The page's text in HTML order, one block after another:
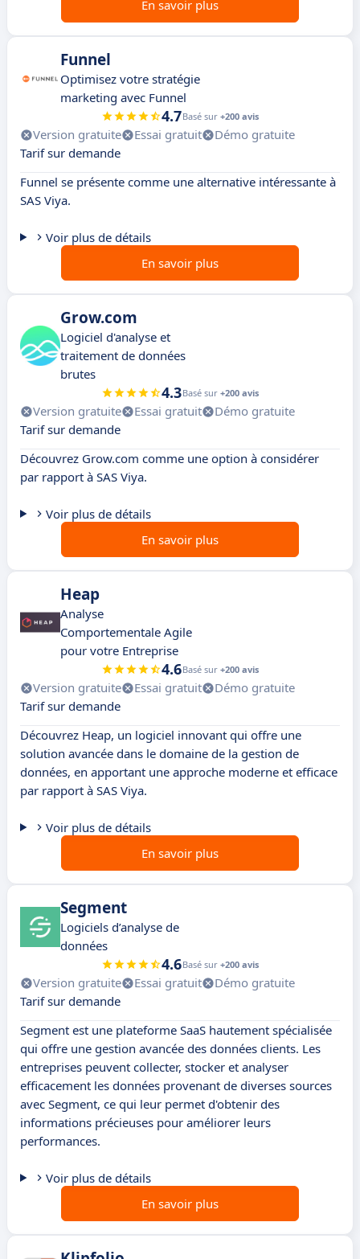
En savoir plus
Funnel
Optimisez votre stratégie
marketing avec Funnel
4.7Basé sur +200 avis
Version gratuite Essai gratuit
Démo gratuite
Tarif sur demande
Funnel se présente comme une alternative intéressante à
SAS Viya.
Voir plus de détails
En savoir plus
Grow.com
Logiciel d'analyse et
traitement de données
brutes
4.3Basé sur +200 avis
Version gratuite Essai gratuit
Démo gratuite
Tarif sur demande
Découvrez Grow.com comme une option à considérer
par rapport à SAS Viya.
Voir plus de détails
En savoir plus
Heap
Analyse
Comportementale Agile
pour votre Entreprise
4.6Basé sur +200 avis
Version gratuite Essai gratuit
Démo gratuite
Tarif sur demande
Découvrez Heap, un logiciel innovant qui offre une
solution avancée dans le domaine de la gestion de
données, en apportant une approche moderne et efficace
par rapport à SAS Viya.
Voir plus de détails
En savoir plus
Segment
Logiciels d’analyse de
données
4.6Basé sur +200 avis
Version gratuite Essai gratuit
Démo gratuite
Tarif sur demande
Segment est une plateforme SaaS hautement spécialisée
qui offre une gestion avancée des données clients. Les
entreprises peuvent collecter, stocker et analyser
efficacement les données provenant de diverses sources
avec Segment, ce qui leur permet d'obtenir des
informations précieuses pour améliorer leurs
performances.
Voir plus de détails
En savoir plus